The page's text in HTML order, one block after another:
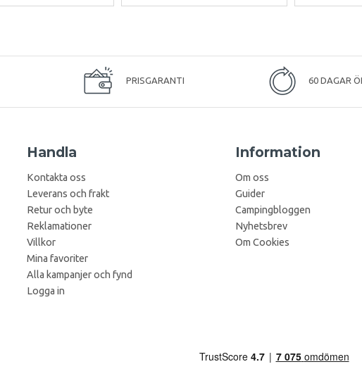
PRISGARANTI 60 DAGAR
Handla
Kontakta oss
Leverans och frakt
Retur och byte
Reklamationer
Villkor
Mina favoriter
Alla kampanjer och fynd
Logga in
Information
Om oss
Guider
Campingbloggen
Nyhetsbrev
Om Cookies